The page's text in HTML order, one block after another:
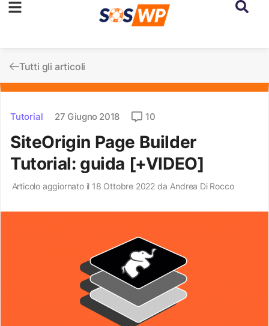
Tutti gli articoli
Tutorial 27 Giugno 2018 10
SiteOrigin Page Builder
Tutorial: guida [+VIDEO]
Articolo aggiornato il 18 Ottobre 2022 da Andrea Di Rocco